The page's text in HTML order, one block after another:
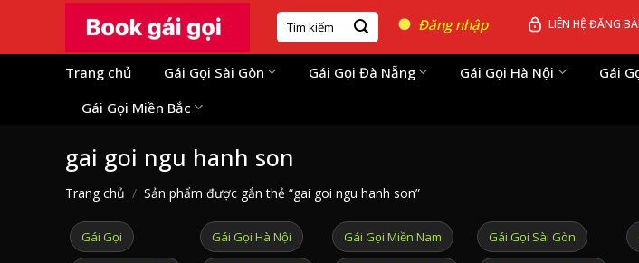
content
Tìm
kiếm:
Đăng nhập LIÊN HỆ ĐĂNG BÀI
Trang chủ Gái Gọi Sài Gòn Gái Gọi Đà Nẵng Gái Gọi Hà Nội Gái
Gái Gọi Miền Bắc
gai goi ngu hanh son
Trang chủ / Sản phẩm được gắn thẻ “gai goi ngu hanh son”
Gái Gọi Gái Gọi Hà Nội Gái Gọi Miền Nam Gái Gọi Sài Gòn